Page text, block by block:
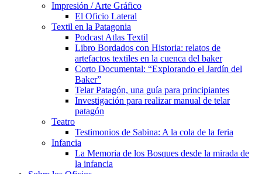
Impresión / Arte Gráfico
El Oficio Lateral
Textil en la Patagonia
Podcast Atlas Textil
Libro Bordados con Historia: relatos de
artefactos textiles en la cuenca del baker
Corto Documental: “Explorando el Jardín del
Baker”
Telar Patagón, una guía para principiantes
Investigación para realizar manual de telar
patagón
Teatro
Testimonios de Sabina: A la cola de la feria
Infancia
La Memoria de los Bosques desde la mirada de
la infancia